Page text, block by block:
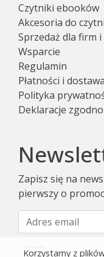
Czytniki ebooków
Akcesoria do
Sprzedaż dla firm
Wsparcie
Regulamin
Płatności i dostawa
Polityka
Deklaracje
Zapisz się na
pierwszy o
Korzystamy z